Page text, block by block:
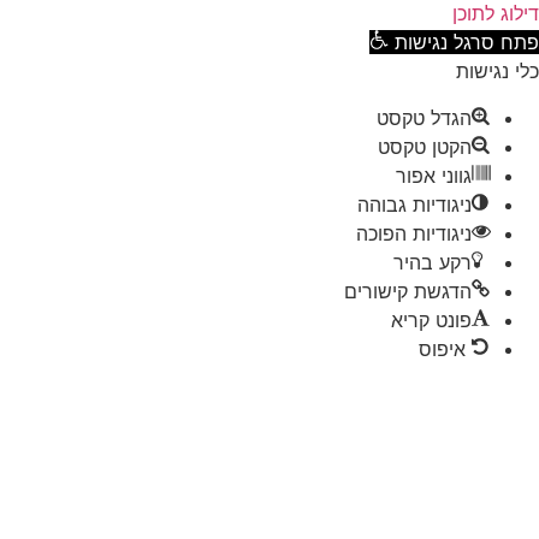
לתוכן
סרגל נגישות
נגישות
הגדל טקסט
הקטן טקסט
גווני אפור
ניגודיות גבוהה
ניגודיות הפוכה
רקע בהיר
הדגשת קישורים
פונט קריא
איפוס